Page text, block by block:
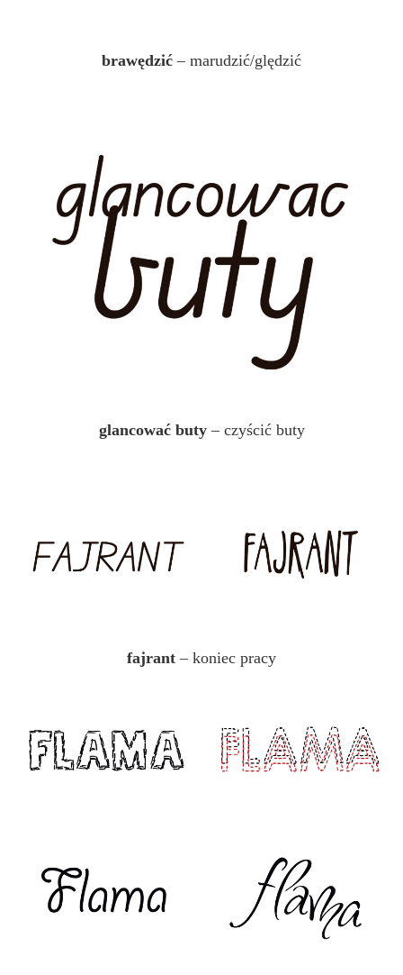
brawędzić – marudzić/ględzić
glancować buty – czyścić buty
fajrant – koniec pracy